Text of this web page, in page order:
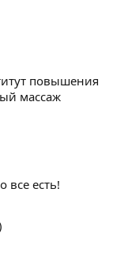
в спине
нагрузками
зоны
повышения
массаж
все есть!